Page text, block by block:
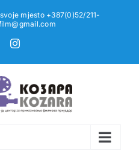
mjesto +387(0)52/211-
FacebookInstagram